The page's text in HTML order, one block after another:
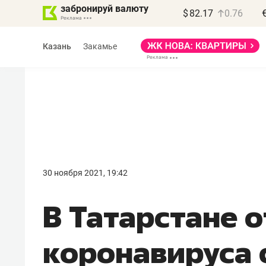
забронируй валюту $ 82.17 0.76
Казань Закамье
30 ноября 2021, 19:42
В Татарстане
коронавируса
правил, бизнес может
потерять минимум